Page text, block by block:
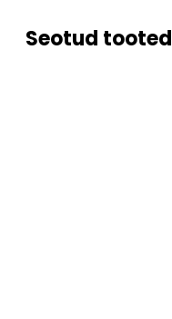
Seotud tooted